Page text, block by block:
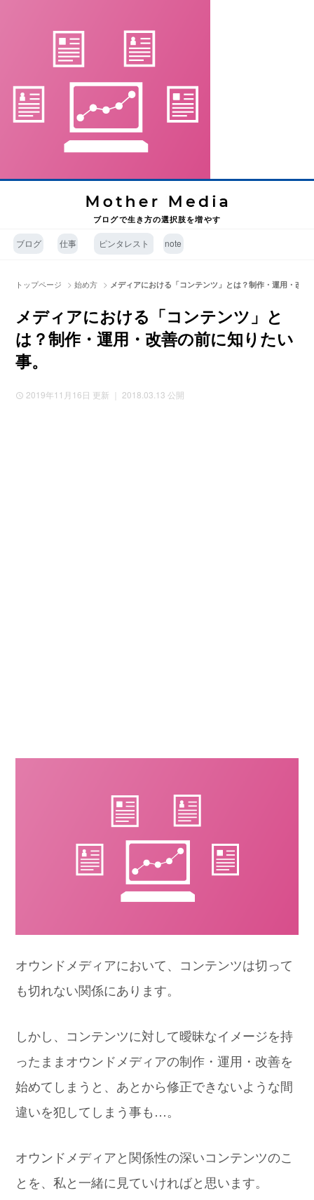
ブログで生き方の選択肢を増やす
ブログ 仕事 ピンタレスト note
トップページ >始め方 > メディアにおける「コンテンツ」とは？制作・運用・改
メディアにおける「コンテンツ」と
は？制作・運用・改善の前に知りたい
事。
2019年11月16日 更新 ｜ 2018.03.13 公開
オウンドメディアにおいて、コンテンツは切って
も切れない関係にあります。
しかし、コンテンツに対して曖昧なイメージを持
ったままオウンドメディアの制作・運用・改善を
始めてしまうと、あとから修正できないような間
違いを犯してしまう事も…。
オウンドメディアと関係性の深いコンテンツのこ
とを、私と一緒に見ていければと思います。